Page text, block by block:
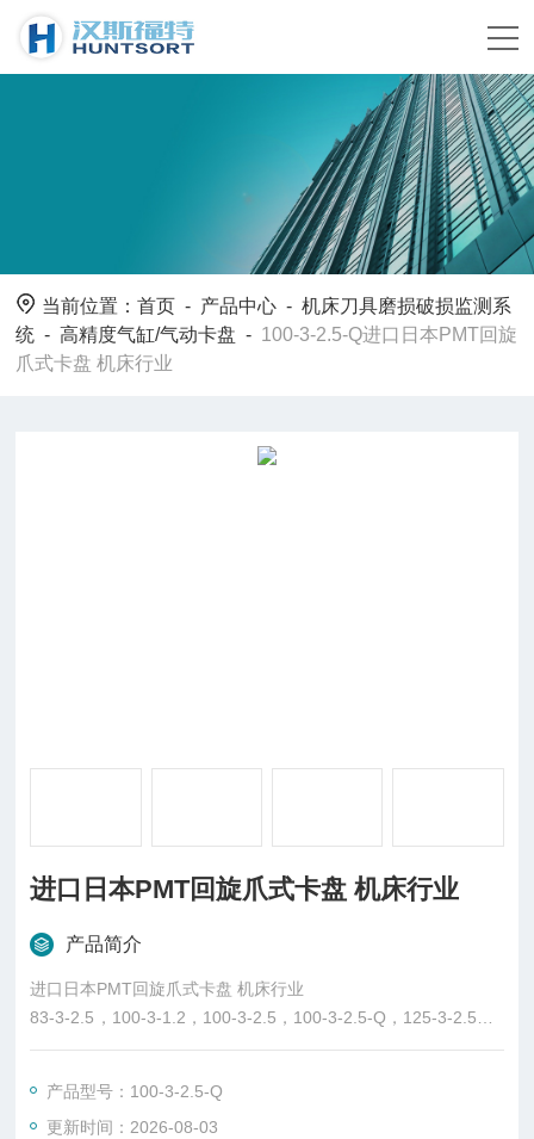
当前位置：首页 - 产品中心 -机床刀具磨损破损监测系
统 -高精度气缸/气动卡盘 - 100-3-2.5-Q进口日本PMT回旋
爪式卡盘 机床行业
进口日本PMT回旋爪式卡盘 机床行业
产品简介
进口日本PMT回旋爪式卡盘 机床行业
83-3-2.5，100-3-1.2，100-3-2.5，100-3-2.5-Q，125-3-2.5，1
50-3-2.5，150-3-2.5-Q，200-3-2.5，250-3-2.5
产品型号：100-3-2.5-Q
更新时间：2026-08-03